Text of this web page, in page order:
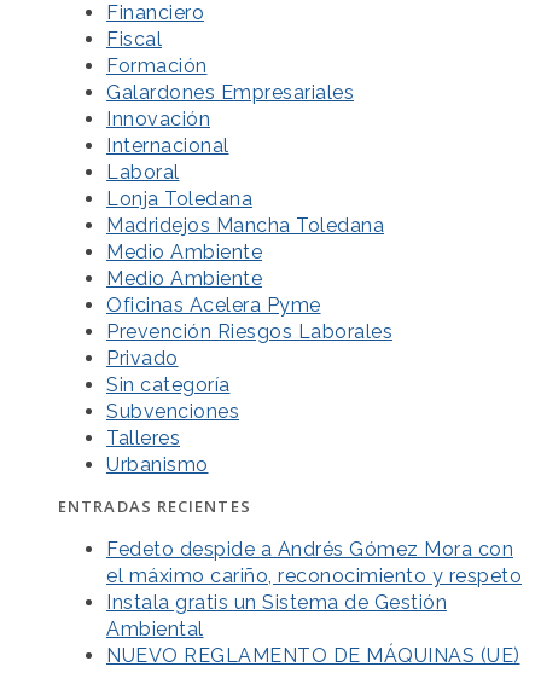
Financiero
Fiscal
Formación
Galardones Empresariales
Innovación
Internacional
Laboral
Lonja Toledana
Madridejos Mancha Toledana
Medio Ambiente
Medio Ambiente
Oficinas Acelera Pyme
Prevención Riesgos Laborales
Privado
Sin categoría
Subvenciones
Talleres
Urbanismo
ENTRADAS RECIENTES
Fedeto despide a Andrés Gómez Mora con
el máximo cariño, reconocimiento y respeto
Instala gratis un Sistema de Gestión
Ambiental
NUEVO REGLAMENTO DE MÁQUINAS (UE)